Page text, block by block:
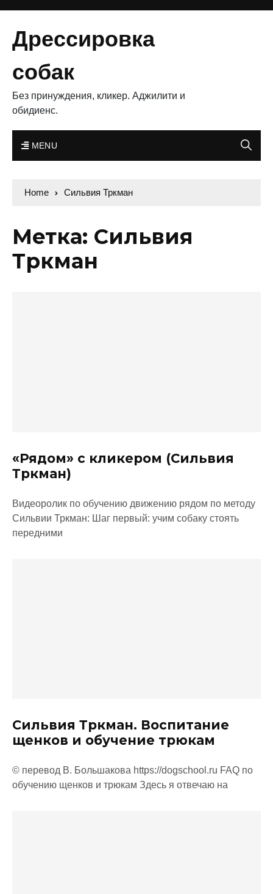
Дрессировка
собак
Без принуждения, кликер. Аджилити и
обидиенс.
MENU
Home Сильвия Тркман
Метка: Сильвия
Тркман
«Рядом» с кликером (Сильвия
Тркман)
Видеоролик по обучению движению рядом по методу
Сильвии Тркман: Шаг первый: учим собаку стоять
передними
Сильвия Тркман. Воспитание
щенков и обучение трюкам
© перевод В. Большакова https://dogschool.ru FAQ по
обучению щенков и трюкам Здесь я отвечаю на